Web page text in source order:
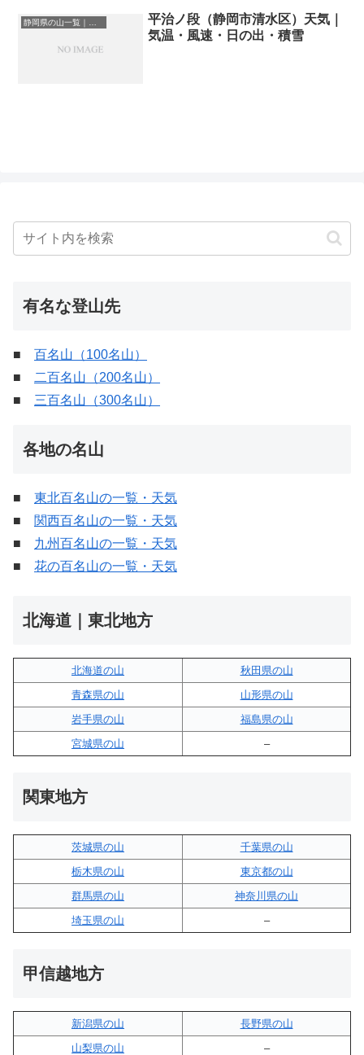
静岡県の山一覧｜標高順・標高の高い山ランキング
平治ノ段（静岡市清水区）天気｜
気温・風速・日の出・積雪
有名な登山先
■ 百名山（100名山）
■
二百名山（200名山）
■ 三百名山（300名山）
各地の名山
■ 東北百名山の一覧・天気
■ 関西百名山の一覧・天気
■ 九州百名山の一覧・天気
■ 花の百名山の一覧・天気
北海道｜東北地方
北海道の山
秋田県の山
青森県の山
山形県の山
岩手県の山
福島県の山
宮城県の山
–
関東地方
茨城県の山
千葉県の山
栃木県の山
東京都の山
群馬県の山
神奈川県の山
埼玉県の山
–
甲信越地方
新潟県の山
長野県の山
山梨県の山
–